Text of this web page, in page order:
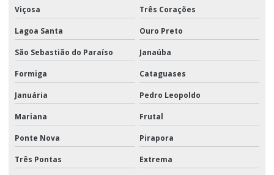
Viçosa Três Corações
Lagoa Santa Ouro Preto
São Sebastião do Paraíso Janaúba
Formiga Cataguases
Januária Pedro Leopoldo
Mariana Frutal
Ponte Nova Pirapora
Três Pontas Extrema